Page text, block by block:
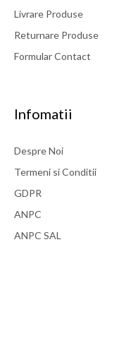
Livrare Produse
Returnare Produse
Formular Contact
Infomatii
Despre Noi
Termeni si Conditii
GDPR
ANPC
ANPC SAL